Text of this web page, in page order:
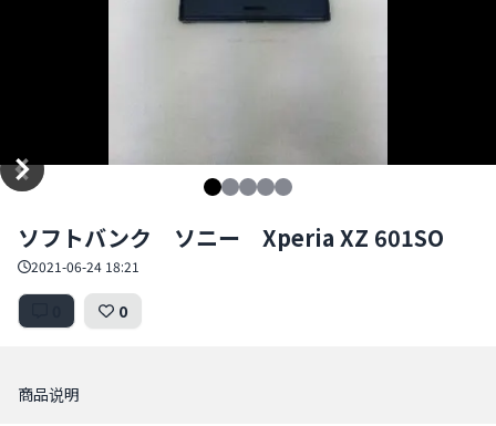
ソフトバンク ソニー Xperia XZ 601SO
2021-06-24 18:21
0
商品说明